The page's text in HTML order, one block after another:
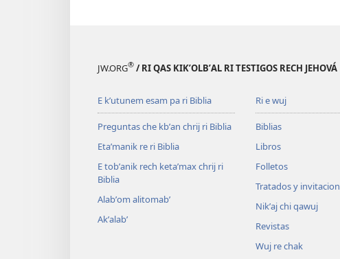
JW.ORG® / RI QAS KIKʼOLBʼAL RI TESTIGOS RECH JEHOVÁ
E kʼutunem esam pa ri Biblia
Preguntas che kbʼan chrij ri Biblia
Etaʼmanik re ri Biblia
E tobʼanik rech ketaʼmax chrij ri
Biblia
Alabʼom alitomabʼ
Akʼalabʼ
Ri e wuj
Biblias
Libros
Folletos
Tratados y
Nikʼaj chi qawuj
Revistas
Wuj re chak